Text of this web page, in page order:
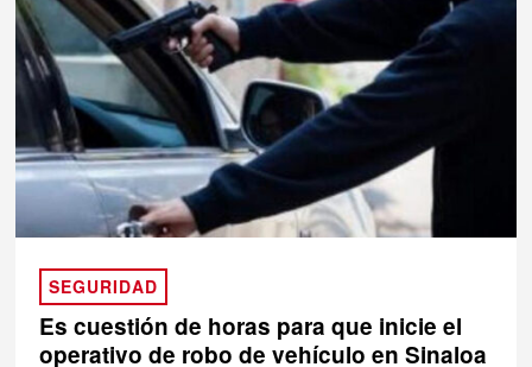
SEGURIDAD
Es cuestión de horas para que inicie el
operativo de robo de vehículo en Sinaloa